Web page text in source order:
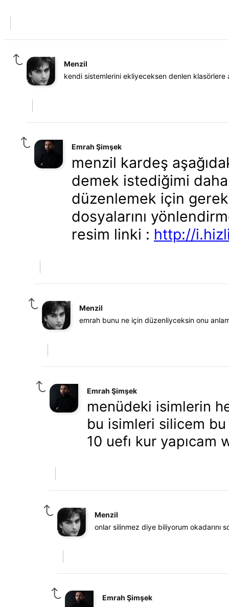
Menzil
kendi sistemlerini ekliyeceksen denlen klasörlere
Emrah Şimşek
menzil kardeş
demek istediğimi daha
düzenlemek için
dosyalarını
resim linki : http://
Menzil
emrah bunu ne için düzenliyceksin onu
Emrah Şimşek
menüdeki isimlerin
bu isimleri silicem bu
10 uefı kur yapıcam
Menzil
onlar silinmez diye biliyorum okadarını
Emrah Şimşek